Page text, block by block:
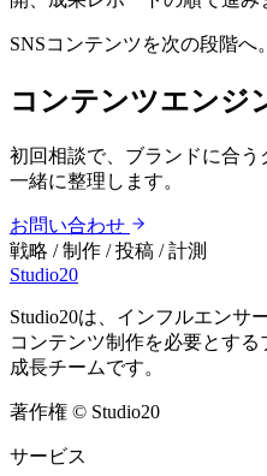
SNSコンテンツを次の段階へ。
コンテンツエンジ
初回相談で、ブランドに合
一緒に整理します。
お問い合わせ
戦略 / 制作 / 投稿 / 計測
Studio20
Studio20は、インフルエンサ
コンテンツ制作を必要とす
成長チームです。
著作権 © Studio20
サービス